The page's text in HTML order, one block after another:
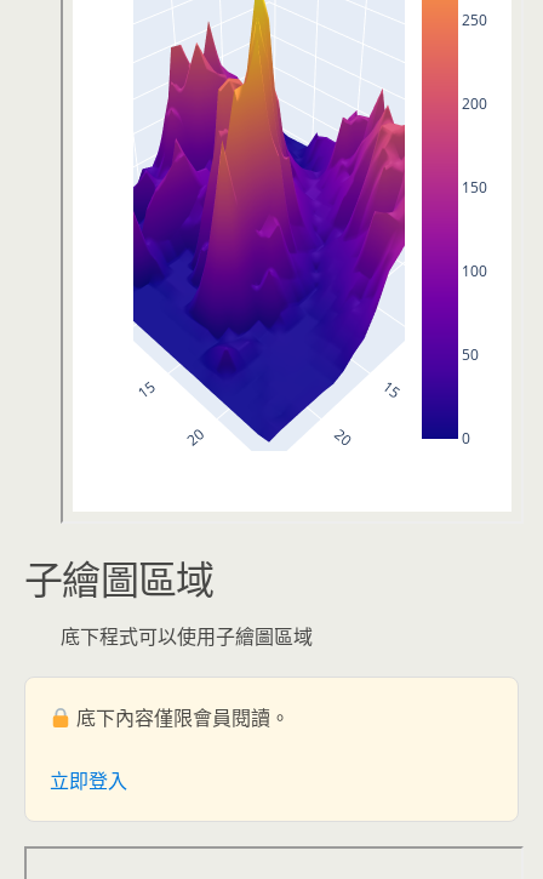
子繪圖區域
底下程式可以使用子繪圖區域
底下內容僅限會員閱讀。
立即登入